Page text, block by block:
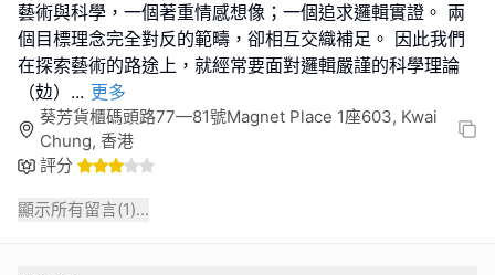
藝術與科學，一個著重情感想像；一個追求邏輯實證。 兩
個目標理念完全對反的範疇，卻相互交織補足。 因此我們
在探索藝術的路途上，就經常要面對邏輯嚴謹的科學理論
（攰） ... 更多
葵芳貨櫃碼頭路77—81號Magnet Place 1座603, Kwai
Chung, 香港
評分
顯示所有留言(1)...